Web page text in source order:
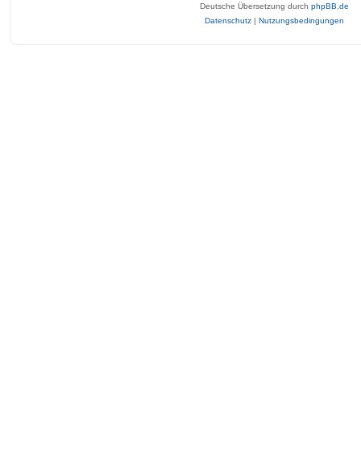
Deutsche Übersetzung durch phpBB.de
Datenschutz | Nutzungsbedingungen